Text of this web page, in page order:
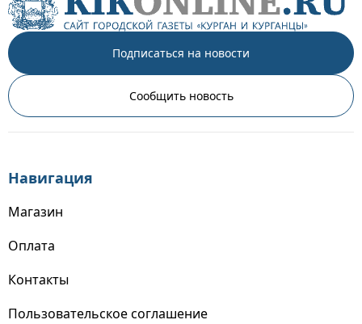
Подписаться на новости
Сообщить новость
Навигация
Магазин
Оплата
Контакты
Пользовательское соглашение